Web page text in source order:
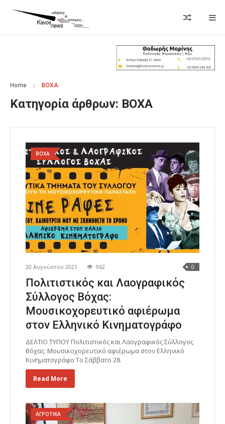
Home ΒΟΧΑ
Κατηγορία άρθρων: ΒΟΧΑ
ΒΟΧΑ
20 Αυγούστου 2021 962 0
Πολιτιστικός και Λαογραφικός
Σύλλογος Βόχας:
Μουσικοχορευτικό αφιέρωμα
στον Ελληνικό Κινηματογράφο
ΔΕΛΤΙΟ ΤΥΠΟΥ Πολιτιστικός και Λαογραφικός Σύλλογος
Βόχας: Μουσικοχορευτικό αφιέρωμα στον Ελληνικό
Κινηματογράφο Το Σάββατο 28.
Read More
ΑΓΡΟΤΙΚΑ